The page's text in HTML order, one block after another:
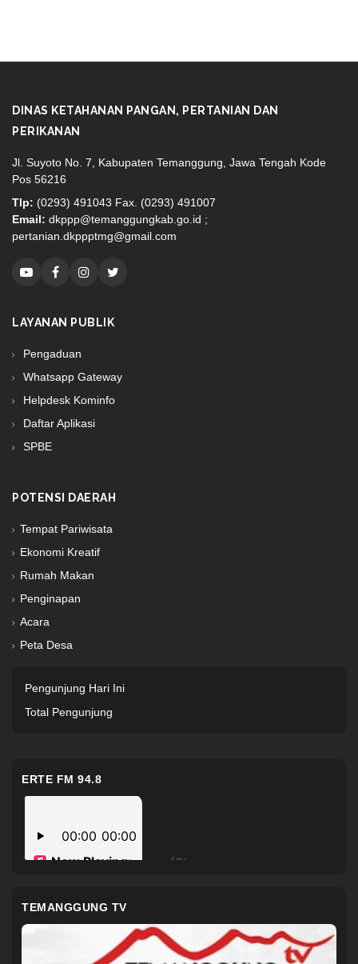
DINAS KETAHANAN PANGAN, PERTANIAN DAN
PERIKANAN
Jl. Suyoto No. 7, Kabupaten Temanggung, Jawa Tengah Kode
Pos 56216
Tlp: (0293) 491043 Fax. (0293) 491007
Email: dkppp@temanggungkab.go.id ;
pertanian.dkppptmg@gmail.com
LAYANAN PUBLIK
Pengaduan
Whatsapp Gateway
Helpdesk Kominfo
Daftar Aplikasi
SPBE
POTENSI DAERAH
Tempat Pariwisata
Ekonomi Kreatif
Rumah Makan
Penginapan
Acara
Peta Desa
Pengunjung Hari Ini
Total Pengunjung
ERTE FM 94.8
TEMANGGUNG TV